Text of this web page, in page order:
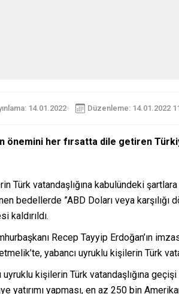
14.01.2022 Düzenleme: 14.01.2022
önemini her fırsatta dile getiren
Türk vatandaşlığına kabulündeki
bedellerde ”ABD Doları veya karşılığı
kaldırıldı.
Recep Tayyip Erdoğan’ın
yabancı uyruklu kişilerin Türk
kişilerin Türk vatandaşlığına
yatırımı yapması, en az 250 bin